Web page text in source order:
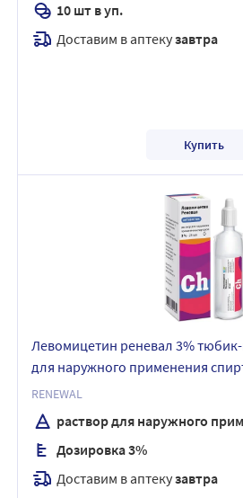
10 шт в уп.
Доставим в аптекузавтра
Купить
Левомицетин реневал 3%
для наружного применения
RENEWAL
раствор для наружного
Дозировка 3%
Доставим в аптекузавтра